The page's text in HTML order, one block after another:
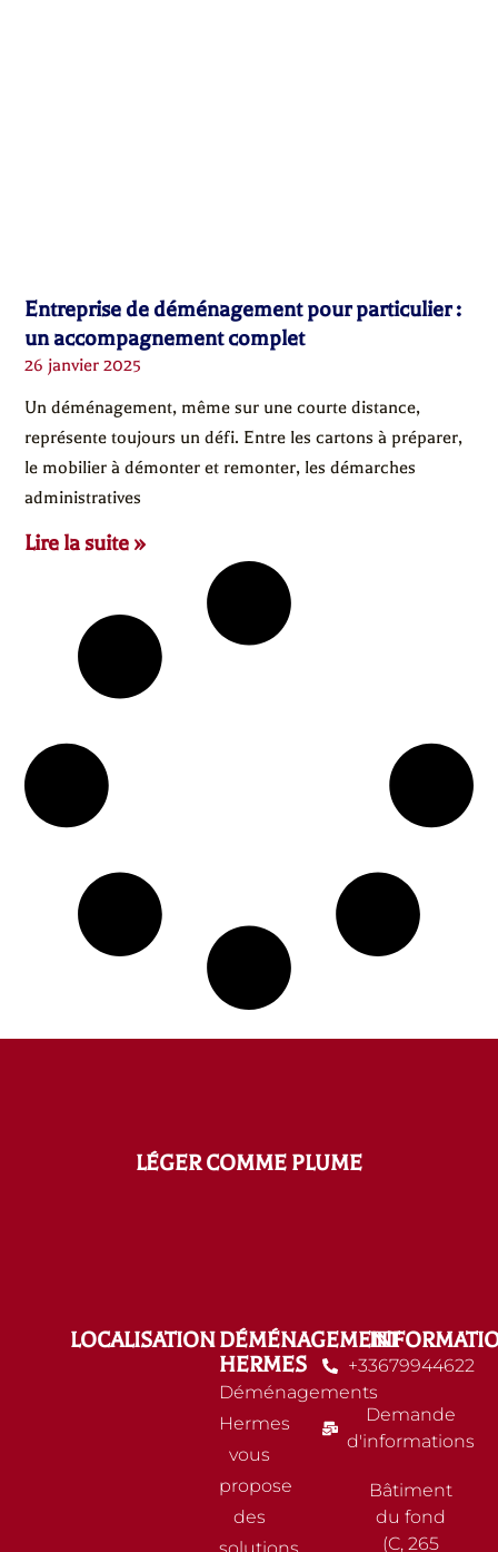
Entreprise de déménagement pour particulier :
un accompagnement complet
26 janvier 2025
Un déménagement, même sur une courte distance,
représente toujours un défi. Entre les cartons à préparer,
le mobilier à démonter et remonter, les démarches
administratives
Lire la suite »
LÉGER COMME PLUME
LOCALISATIONDÉMÉNAGEMENT
HERMES
Déménagements
Hermes
vous
propose
des
+33679944622
Demande
d'informations
Bâtiment
du fond
(C, 265